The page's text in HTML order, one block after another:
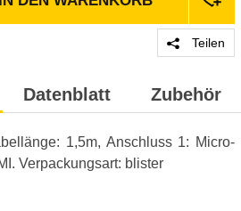
Teilen
Datenblatt Zubehör
1,5m, Anschluss 1: Micro-
Verpackungsart: blister